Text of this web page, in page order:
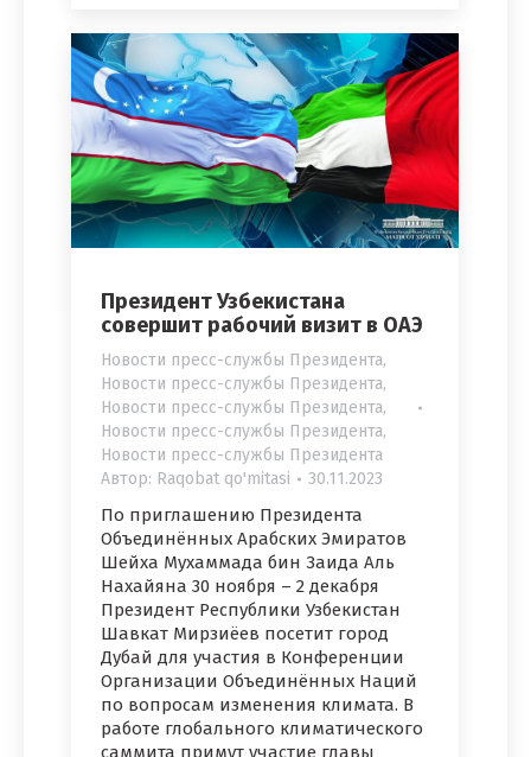
Президент Узбекистана
совершит рабочий визит в ОАЭ
Новости пресс-службы Президента,
Новости пресс-службы Президента,
Новости пресс-службы Президента,
Новости пресс-службы Президента,
Новости пресс-службы Президента
Автор: Raqobat qo'mitasi 30.11.2023
По приглашению Президента
Объединённых Арабских Эмиратов
Шейха Мухаммада бин Заида Аль
Нахайяна 30 ноября – 2 декабря
Президент Республики Узбекистан
Шавкат Мирзиёев посетит город
Дубай для участия в Конференции
Организации Объединённых Наций
по вопросам изменения климата. В
работе глобального климатического
саммита примут участие главы